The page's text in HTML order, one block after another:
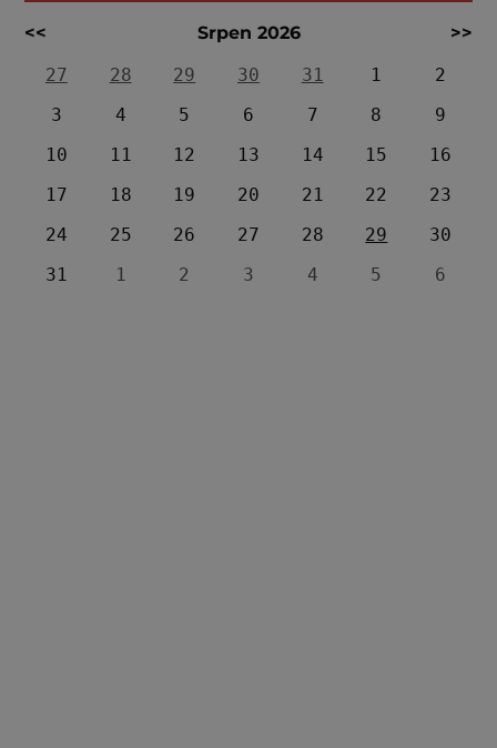
<< Srpen 2026
>>
27
28 29 30 31 1
2
3
4 5 6 7 8
9
10
11 12 13 14 15
16
17
18 19 20 21 22
23
24
25 26 27 28 29
30
31
1 2 3 4 5 6